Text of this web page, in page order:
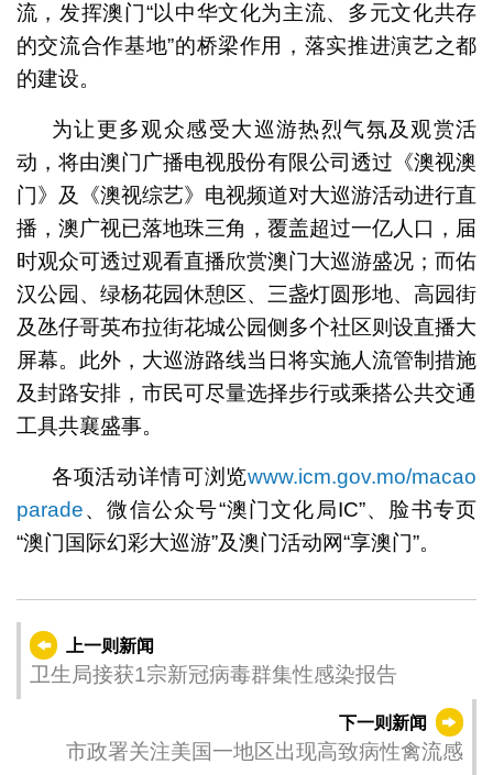
流，发挥澳门“以中华文化为主流、多元文化共存
的交流合作基地”的桥梁作用，落实推进演艺之都
的建设。
为让更多观众感受大巡游热烈气氛及观赏活
动，将由澳门广播电视股份有限公司透过《澳视澳
门》及《澳视综艺》电视频道对大巡游活动进行直
播，澳广视已落地珠三角，覆盖超过一亿人口，届
时观众可透过观看直播欣赏澳门大巡游盛况；而佑
汉公园、绿杨花园休憩区、三盏灯圆形地、高园街
及氹仔哥英布拉街花城公园侧多个社区则设直播大
屏幕。此外，大巡游路线当日将实施人流管制措施
及封路安排，市民可尽量选择步行或乘搭公共交通
工具共襄盛事。
各项活动详情可浏览www.icm.gov.mo/macao
parade、微信公众号“澳门文化局IC”、脸书专页
“澳门国际幻彩大巡游”及澳门活动网“享澳门”。
上一则新闻
卫生局接获1宗新冠病毒群集性感染报告
下一则新闻
市政署关注美国一地区出现高致病性禽流感